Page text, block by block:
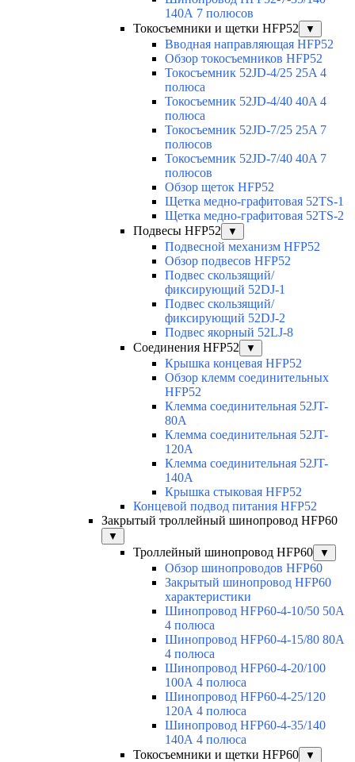
140А 7 полюсов
Токосъемники и щетки HFP52
▼
Вводная направляющая HFP52
Обзор токосъемников HFP52
Токосъемник 52JD-4/25 25A 4
полюса
Токосъемник 52JD-4/40 40A 4
полюса
Токосъемник 52JD-7/25 25A 7
полюсов
Токосъемник 52JD-7/40 40A 7
полюсов
Обзор щеток HFP52
Щетка медно-графитовая 52TS-1
Щетка медно-графитовая 52TS-2
Подвесы HFP52
▼
Подвесной механизм HFP52
Обзор подвесов HFP52
Подвес скользящий/
фиксирующий 52DJ-1
Подвес скользящий/
фиксирующий 52DJ-2
Подвес якорный 52LJ-8
Соединения HFP52
▼
Крышка концевая HFP52
Обзор клемм соединительных
HFP52
Клемма соединительная 52JT-
80A
Клемма соединительная 52JT-
120A
Клемма соединительная 52JT-
140A
Крышка стыковая HFP52
Концевой подвод питания HFP52
Закрытый троллейный шинопровод HFP60
▼
Троллейный шинопровод HFP60 ▼
Обзор шинопроводов HFP60
Закрытый шинопровод HFP60
характеристики
Шинопровод HFP60-4-10/50 50А
4 полюса
Шинопровод HFP60-4-15/80 80А
4 полюса
Шинопровод HFP60-4-20/100
100А 4 полюса
Шинопровод HFP60-4-25/120
120А 4 полюса
Шинопровод HFP60-4-35/140
140А 4 полюса
Токосъемники и щетки HFP60
▼